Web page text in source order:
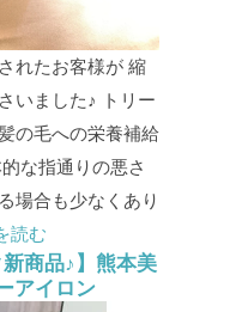
れたお客様が 縮
いました♪ トリー
の毛への栄養補給
な指通りの悪さ
場合も少なくあり
読む
新商品♪】熊本美
アイロン